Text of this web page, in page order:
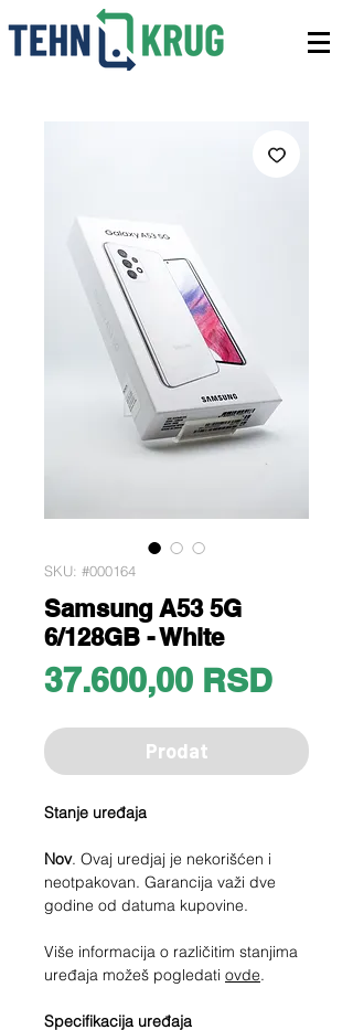
SKU: #000164
Samsung A53 5G
6/128GB - White
37.600,00 RSDPrice
Prodat
Stanje uređaja
Nov. Ovaj uredjaj je nekorišćen i
neotpakovan. Garancija važi dve
godine od datuma kupovine.
Više informacija o različitim stanjima
uređaja možeš pogledati ovde.
Specifikacija uređaja